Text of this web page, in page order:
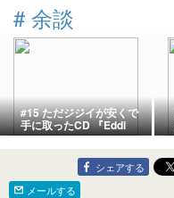
# 余談
#15 ただジジイが安くで
手に取ったCD 『Eddi
Reader – Eddi Reader』
シェアする
メールする